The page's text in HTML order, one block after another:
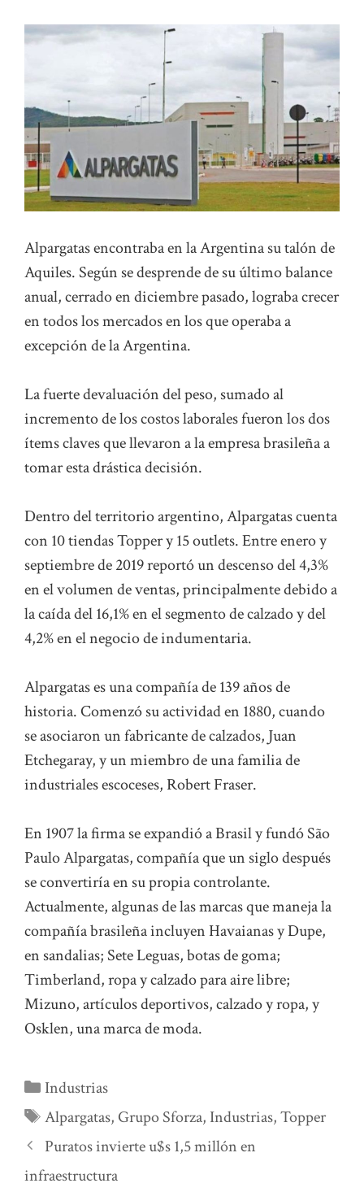
Alpargatas encontraba en la Argentina su talón de
Aquiles. Según se desprende de su último balance
anual, cerrado en diciembre pasado, lograba crecer
en todos los mercados en los que operaba a
excepción de la Argentina.
La fuerte devaluación del peso, sumado al
incremento de los costos laborales fueron los dos
ítems claves que llevaron a la empresa brasileña a
tomar esta drástica decisión.
Dentro del territorio argentino, Alpargatas cuenta
con 10 tiendas Topper y 15 outlets. Entre enero y
septiembre de 2019 reportó un descenso del 4,3%
en el volumen de ventas, principalmente debido a
la caída del 16,1% en el segmento de calzado y del
4,2% en el negocio de indumentaria.
Alpargatas es una compañía de 139 años de
historia. Comenzó su actividad en 1880, cuando
se asociaron un fabricante de calzados, Juan
Etchegaray, y un miembro de una familia de
industriales escoceses, Robert Fraser.
En 1907 la firma se expandió a Brasil y fundó São
Paulo Alpargatas, compañía que un siglo después
se convertiría en su propia controlante.
Actualmente, algunas de las marcas que maneja la
compañía brasileña incluyen Havaianas y Dupe,
en sandalias; Sete Leguas, botas de goma;
Timberland, ropa y calzado para aire libre;
Mizuno, artículos deportivos, calzado y ropa, y
Osklen, una marca de moda.
Categorías
Industrias
Etiquetas
Alpargatas, Grupo Sforza, Industrias,Topper
Puratos invierte u$s 1,5 millón en
infraestructura